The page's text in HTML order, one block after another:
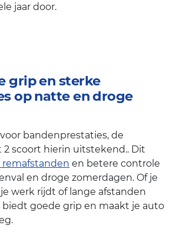
jaar door.
grip en sterke
op natte en droge
bandenprestaties, de
2 scoort hierin uitstekend.. Dit
remafstanden en betere controle
en droge zomerdagen. Of je
werk rijdt of lange afstanden
biedt goede grip en maakt je auto